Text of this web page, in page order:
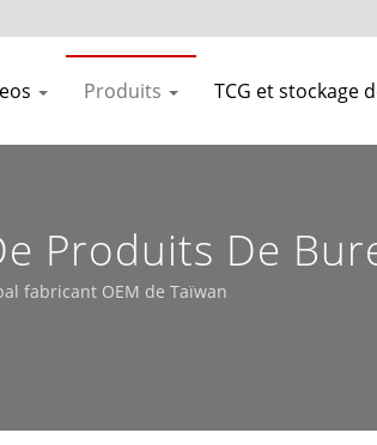
Produits TCG et stockage
Produits De
fabricant OEM de Taïwan